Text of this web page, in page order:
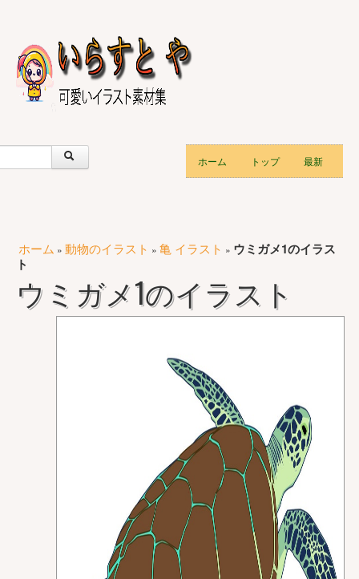
ホーム トップ 最新
ホーム » 動物のイラスト » 亀 イラスト » ウミガメ1のイラス
ト
ウミガメ1のイラスト